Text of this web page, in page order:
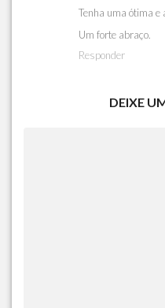
Tenha uma ótima e
Um forte abraço.
Responder
DEIXE